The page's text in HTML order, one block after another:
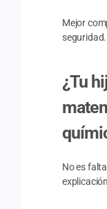
Mejor
seguridad.
¿Tu
No es